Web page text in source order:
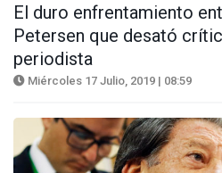
El duro enfrentamiento
Petersen que desató
periodista
Miércoles 17 Julio, 2019 | 08:59